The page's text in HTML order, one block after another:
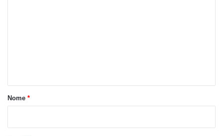
oNome *